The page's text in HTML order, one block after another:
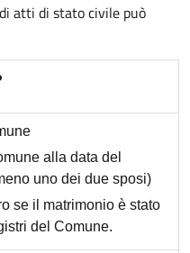
atti di stato civile può
alla data del
uno dei due sposi)
se il matrimonio è stato
del Comune.